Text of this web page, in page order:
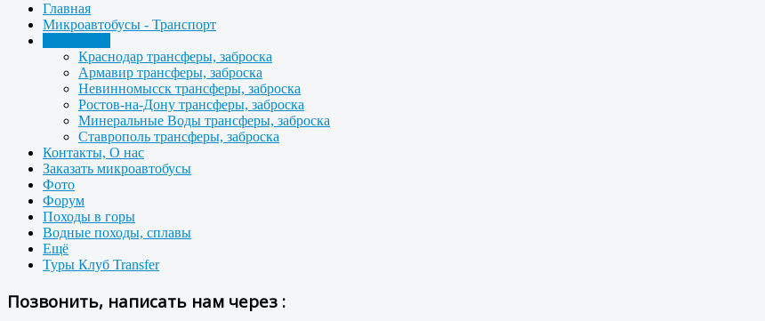
Главная
Микроавтобусы - Транспорт
Краснодар трансферы, заброска
Армавир трансферы, заброска
Невинномысск трансферы, заброска
Ростов-на-Дону трансферы, заброска
Минеральные Воды трансферы, заброска
Ставрополь трансферы, заброска
Контакты, О нас
Заказать микроавтобусы
Фото
Форум
Походы в горы
Водные походы, сплавы
Ещё
Туры Клуб Transfer
Позвонить, написать нам через :